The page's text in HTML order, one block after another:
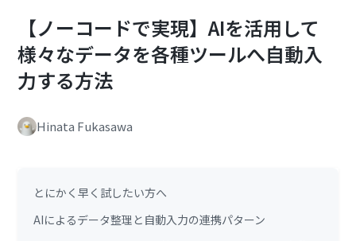
【ノーコードで実現】AIを活用して
様々なデータを各種ツールへ自動入
力する方法
Hinata Fukasawa
とにかく早く試したい方へ
AIによるデータ整理と自動入力の連携パターン